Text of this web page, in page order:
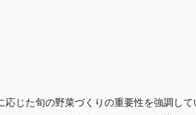
じた旬の野菜づくりの重要性を強調して